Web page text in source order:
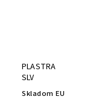
PLASTRA
SLV
Skladom EU